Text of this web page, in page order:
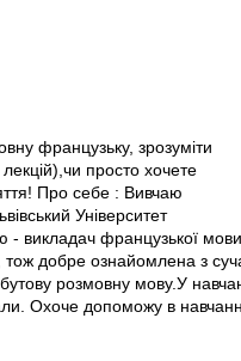
французьку, зрозуміти
просто хочете
Про себе : Вивчаю
Університет
- викладач французької
тож добре ознайомлена з
розмовну мову.У
Охоче допоможу в